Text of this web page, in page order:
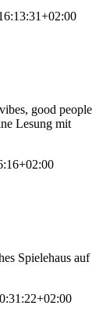
good people
Lesung mit
Spielehaus auf